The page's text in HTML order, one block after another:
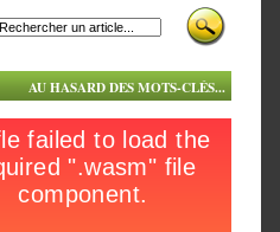
AU HASARD DES MOTS-CLÉS...